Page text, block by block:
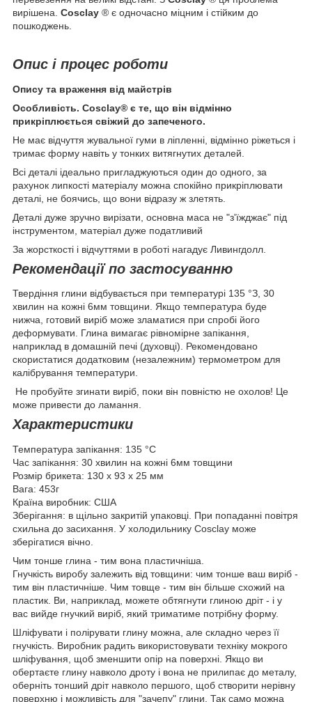
вирішена. Cosclay ® є одночасно міцним і стійким до
пошкоджень.
Опис і процес роботи
Опису та враження від майстрів
Особливість. Cosclay® є те, що він відмінно
прикріплюється свіжий до запеченого.
Не має відчуття жувальної гуми в ліпленні, відмінно ріжеться і
тримає форму навіть у тонких витягнутих деталей.
Всі деталі ідеально пригладжуються один до одного, за
рахунок липкості матеріалу можна спокійно прикріплювати
деталі, не боячись, що вони відразу ж злетять.
Деталі дуже зручно вирізати, основна маса не "з'їжджає" під
інструментом, матеріал дуже податливий
За жорсткості і відчуттями в роботі нагадує Ливингдолл.
Рекомендації по застосуванню
Твердіння глини відбувається при температурі 135 °З, 30
хвилин на кожні 6мм товщини. Якщо температура буде
нижча, готовий виріб може зламатися при спробі його
деформувати. Глина вимагає рівномірне запікання,
наприклад в домашній печі (духовці). Рекомендовано
скористатися додатковим (незалежним) термометром для
калібрування температури.
Не пробуйте згинати виріб, поки він повністю не охолов! Це
може привести до ламання.
Характеристики
Температура запікання: 135 °С
Час запікання: 30 хвилин на кожні 6мм товщини
Розмір брикета: 130 х 93 х 25 мм
Вага: 453г
Країна виробник: США
Зберігання: в щільно закритій упаковці. При попаданні повітря
схильна до засихання. У холодильнику Cosclay може
зберігатися вічно.
Чим тонше глина - тим вона пластичніша.
Гнучкість виробу залежить від товщини: чим тонше ваш виріб -
тим він пластичніше. Чим товще - тим він більше схожий на
пластик. Ви, наприклад, можете обтягнути глиною дріт - і у
вас вийде гнучкий виріб, який триматиме потрібну форму.
Шліфувати і полірувати глину можна, але складно через її
гнучкість. Виробник радить використовувати техніку мокрого
шліфування, щоб зменшити опір на поверхні. Якщо ви
обертаєте глину навколо дроту і вона не прилипає до металу,
оберніть тонший дріт навколо першого, щоб створити нерівну
поверхню і можливість для "зачепу" глини. Так само можна